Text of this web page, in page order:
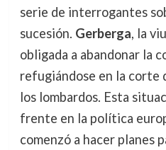
serie de interrogantes
sucesión. Gerberga, la
obligada a abandonar la
refugiándose en la corte
los lombardos. Esta
frente en la política
comenzó a hacer planes